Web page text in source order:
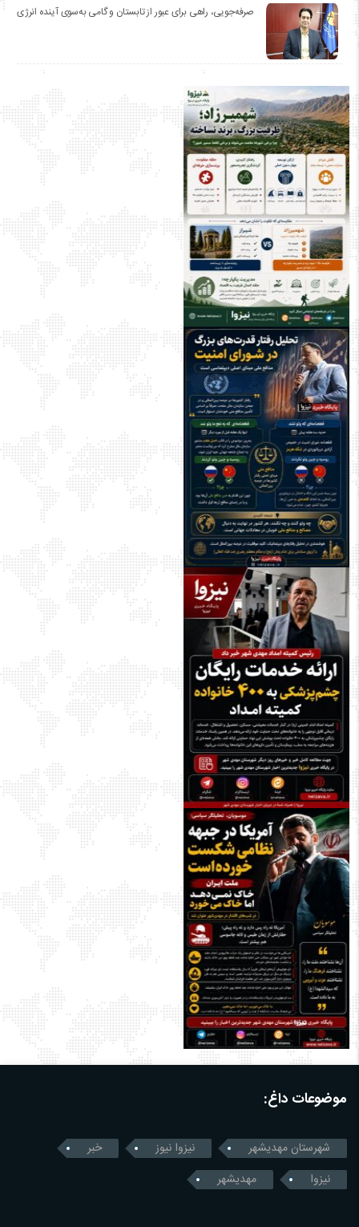
صرفه‌جویی، راهی برای عبور از تابستان و گامی به‌سوی آینده انرژی
موضوعات داغ:
شهرستان مهدیشهر نیزوا نیوز
خبر
نیزوا
مهدیشهر